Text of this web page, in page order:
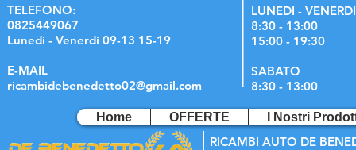
TELEFONO:
0825449067
Lunedi - Venerdi 09-13 15-19
E-MAIL
ricambidebenedetto02@gmail.com
LUNEDI - VENERDI
8:30 - 13:00
15:00 - 19:30
SABATO
8:30 - 13:00
Home OFFERTE I Nostri
RICAMBI AUTO DE